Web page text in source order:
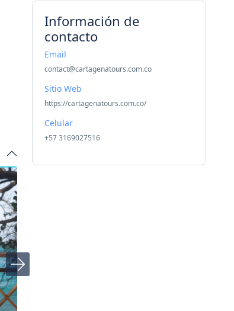
Información de
contacto
Email
contact@cartagenatours.com.co
Sitio Web
https://cartagenatours.com.co/
Celular
+57 3169027516